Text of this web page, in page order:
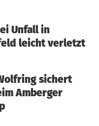
Unfall in
leicht verletzt
sichert
Amberger